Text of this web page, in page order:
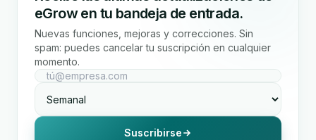
eGrow en tu bandeja de entrada.
Nuevas funciones, mejoras y correcciones. Sin
spam: puedes cancelar tu suscripción en cualquier
momento.
Suscribirse